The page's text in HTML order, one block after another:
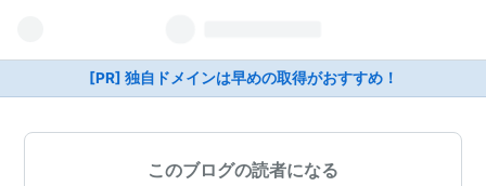
[PR] 独自ドメインは早めの取得がおすすめ！
このブログの読者になる